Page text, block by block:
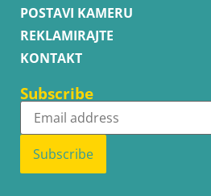
POSTAVI KAMERU
REKLAMIRAJTE
KONTAKT
Subscribe
Subscribe